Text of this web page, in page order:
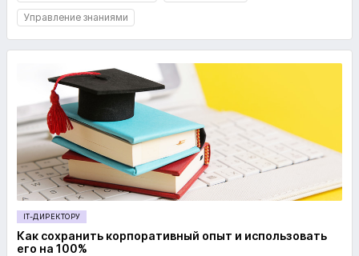
Управление знаниями
IT-ДИРЕКТОРУ
Как сохранить корпоративный опыт и использовать
его на 100%